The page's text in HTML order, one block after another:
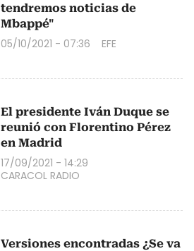
tendremos noticias de
Mbappé"
05/10/2021 - 07:36 EFE
El presidente Iván Duque se
reunió con Florentino Pérez
en Madrid
17/09/2021 - 14:29
CARACOL RADIO
Versiones encontradas ¿Se va